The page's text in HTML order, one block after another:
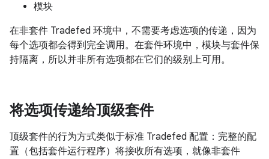
模块
在非套件 Tradefed 环境中，不需要考虑选项的传递，因为
每个选项都会得到完全调用。在套件环境中，模块与套件保
持隔离，所以并非所有选项都在它们的级别上可用。
将选项传递给顶级套件
顶级套件的行为方式类似于标准 Tradefed 配置：完整的配
置（包括套件运行程序）将接收所有选项，就像非套件